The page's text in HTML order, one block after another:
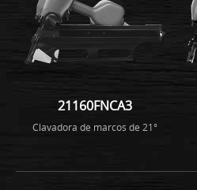
21160FNCA3
Clavadora de marcos de 21°